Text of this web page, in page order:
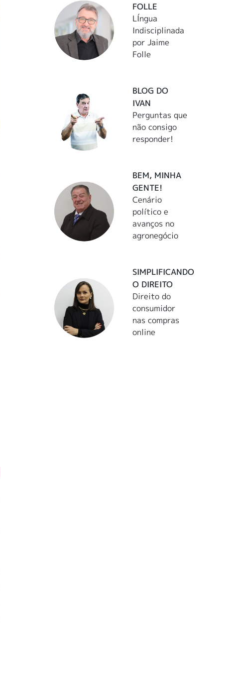
FOLLE
LÍngua
Indisciplinada
por Jaime
Folle
BLOG DO
IVAN
Perguntas que
não consigo
responder!
BEM, MINHA
GENTE!
Cenário
político e
avanços no
agronegócio
SIMPLIFICANDO
O DIREITO
Direito do
consumidor
nas compras
online